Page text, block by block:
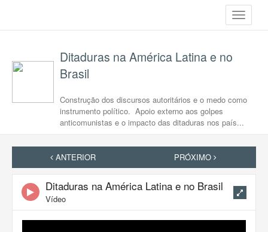
Toggle
Ditaduras na América Latina e no
Brasil
Construção dos discursos autoritários e o medo como
instrumento político. Apoio externo aos golpes
anticomunistas e o impacto das ditaduras nos país...
ANTERIOR PRÓXIMO
Ditaduras na América Latina e no Brasil
Vídeo